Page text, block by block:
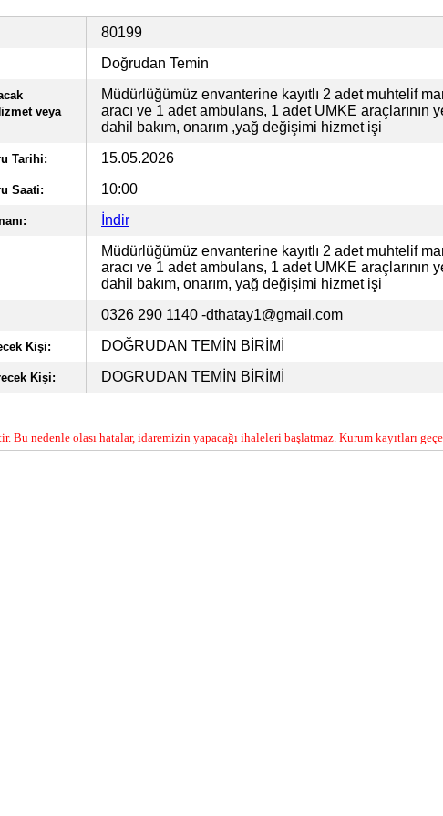
80199
Doğrudan Temin
veya
Müdürlüğümüz envanterine kayıtlı 2 adet muhtelif
aracı ve 1 adet ambulans, 1 adet UMKE araçlarının
dahil bakım, onarım ,yağ değişimi hizmet işi
Tarihi: 15.05.2026
Saati: 10:00
İndir
Müdürlüğümüz envanterine kayıtlı 2 adet muhtelif
aracı ve 1 adet ambulans, 1 adet UMKE araçlarının
dahil bakım, onarım, yağ değişimi hizmet işi
0326 290 1140 -dthatay1@gmail.com
Kişi: DOĞRUDAN TEMİN BİRİMİ
Kişi: DOGRUDAN TEMİN BİRİMİ
nedenle olası hatalar, idaremizin yapacağı ihaleleri başlatmaz. Kurum kayıtları